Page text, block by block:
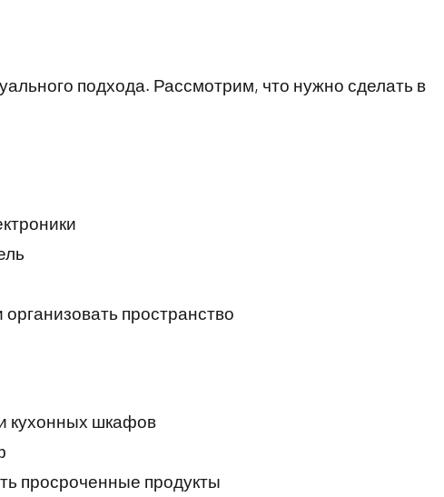
подхода. Рассмотрим, что нужно сделать в
пространство
кухонных шкафов
просроченные продукты